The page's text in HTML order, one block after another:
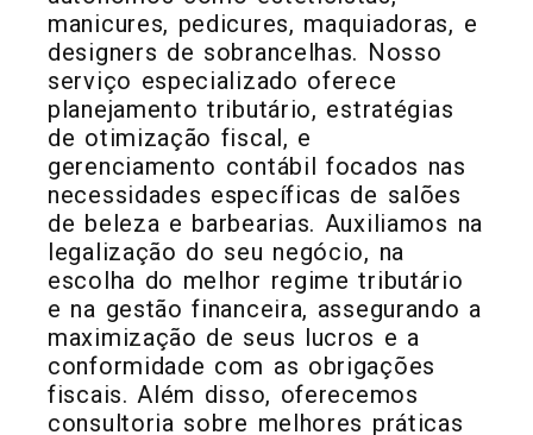
manicures, pedicures, maquiadoras, e
designers de sobrancelhas. Nosso
serviço especializado oferece
planejamento tributário, estratégias
de otimização fiscal, e
gerenciamento contábil focados nas
necessidades específicas de salões
de beleza e barbearias. Auxiliamos na
legalização do seu negócio, na
escolha do melhor regime tributário
e na gestão financeira, assegurando a
maximização de seus lucros e a
conformidade com as obrigações
fiscais. Além disso, oferecemos
consultoria sobre melhores práticas